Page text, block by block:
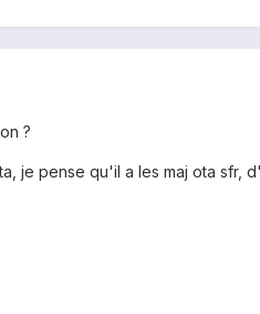
?
je pense qu'il a les maj ota